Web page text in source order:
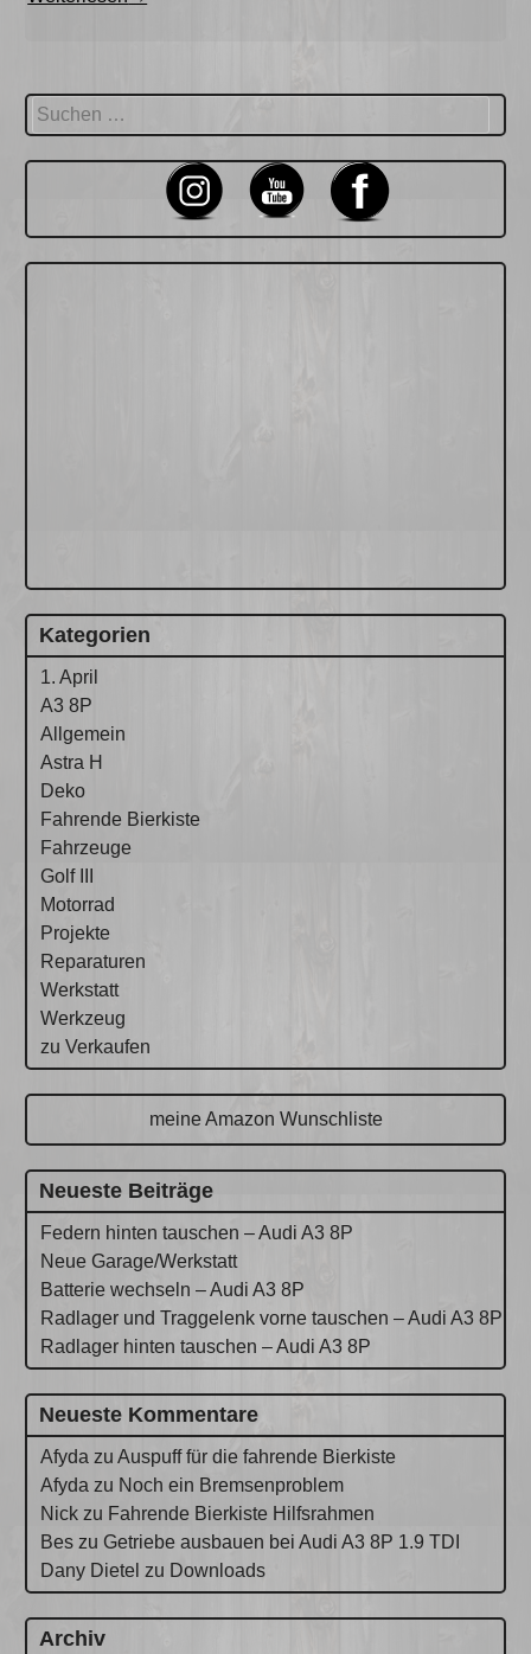
Suchen
nach:
Kategorien
1. April
A3 8P
Allgemein
Astra H
Deko
Fahrende Bierkiste
Fahrzeuge
Golf III
Motorrad
Projekte
Reparaturen
Werkstatt
Werkzeug
zu Verkaufen
meine Amazon Wunschliste
Neueste Beiträge
Federn hinten tauschen – Audi A3 8P
Neue Garage/Werkstatt
Batterie wechseln – Audi A3 8P
Radlager und Traggelenk vorne tauschen – Audi A3 8P
Radlager hinten tauschen – Audi A3 8P
Neueste Kommentare
Afyda zuAuspuff für die fahrende Bierkiste
Afyda zu Noch ein Bremsenproblem
Nick zu Fahrende Bierkiste Hilfsrahmen
Bes zuGetriebe ausbauen bei Audi A3 8P 1.9 TDI
Dany Dietel zu Downloads
Archiv